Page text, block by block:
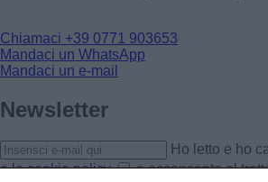
Chiamaci +39 0771 903653
Mandaci un WhatsApp
Mandaci un e-mail
Newsletter
Ho letto e ho
e la cookie policy
e acconsento al